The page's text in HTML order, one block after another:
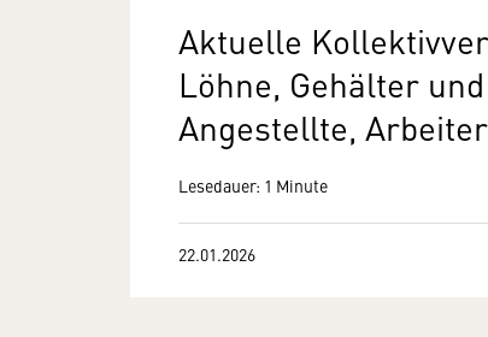
Aktuelle
Löhne, Gehälter
Angestellte,
Lesedauer: 1 Minute
22.01.2026